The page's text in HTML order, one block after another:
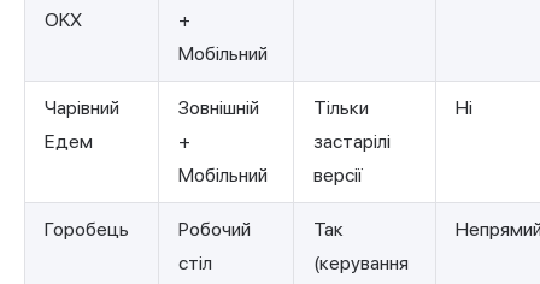
OKX
+
Мобільний
Чарівний
Едем
Зовнішній
+
Мобільний
Тільки
застарілі
версії
Ні
Горобець
Робочий
стіл
Так
(керування